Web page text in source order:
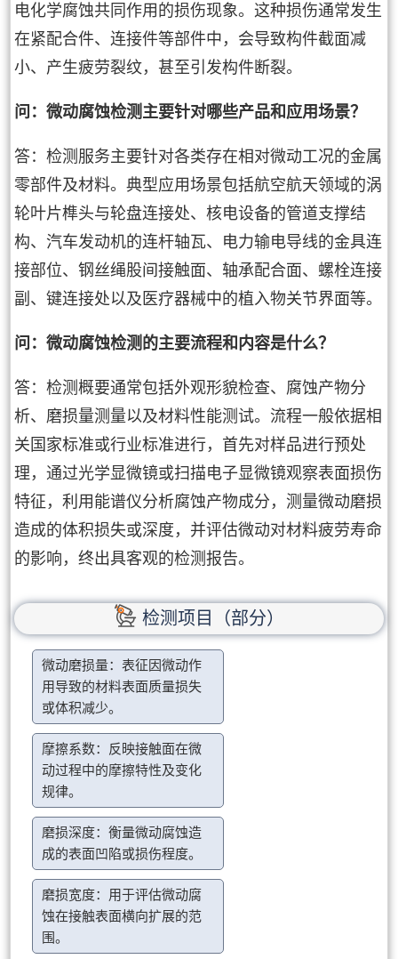
电化学腐蚀共同作用的损伤现象。这种损伤通常发生
在紧配合件、连接件等部件中，会导致构件截面减
小、产生疲劳裂纹，甚至引发构件断裂。
问：微动腐蚀检测主要针对哪些产品和应用场景？
答：检测服务主要针对各类存在相对微动工况的金属
零部件及材料。典型应用场景包括航空航天领域的涡
轮叶片榫头与轮盘连接处、核电设备的管道支撑结
构、汽车发动机的连杆轴瓦、电力输电导线的金具连
接部位、钢丝绳股间接触面、轴承配合面、螺栓连接
副、键连接处以及医疗器械中的植入物关节界面等。
问：微动腐蚀检测的主要流程和内容是什么？
答：检测概要通常包括外观形貌检查、腐蚀产物分
析、磨损量测量以及材料性能测试。流程一般依据相
关国家标准或行业标准进行，首先对样品进行预处
理，通过光学显微镜或扫描电子显微镜观察表面损伤
特征，利用能谱仪分析腐蚀产物成分，测量微动磨损
造成的体积损失或深度，并评估微动对材料疲劳寿命
的影响，终出具客观的检测报告。
检测项目（部分）
微动磨损量：表征因微动作
用导致的材料表面质量损失
或体积减少。
摩擦系数：反映接触面在微
动过程中的摩擦特性及变化
规律。
磨损深度：衡量微动腐蚀造
成的表面凹陷或损伤程度。
磨损宽度：用于评估微动腐
蚀在接触表面横向扩展的范
围。